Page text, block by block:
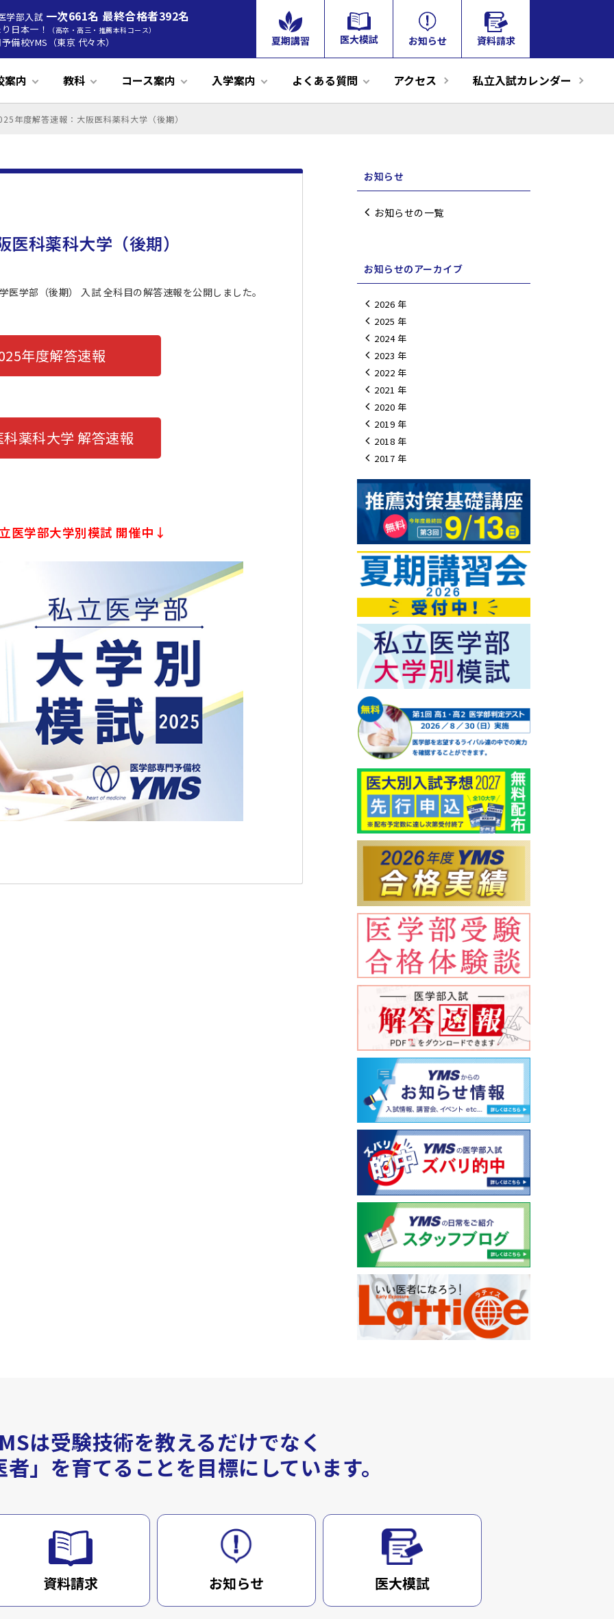
学部入試 一次661名 最終合格者392名
日本一！ （高卒・高三・推薦本科コース）
備校YMS（東京 代々木） 夏期講習 医大模試 お知らせ 資料請求
了) 順天模試 慈恵模試
中25 24年度 ズバリ的中24
度推薦合格実績 2025年度合格実績
案内
教育理念 学習システム
教科
教科：物理 教科：化学
コース案内
立医学部推薦本科コース
入学案内
動画 保護者の方へ 二世代卒業生インタビュー
よくある質問
学費 オンライン授業
アクセス 私立入試カレンダー
年度解答速報：大阪医科薬科大学（後期）
科薬科大学（後期）
学部（後期） 入試 全科目の解答速報を公開しました。
年度解答速報
薬科大学 解答速報
医学部大学別模試 開催中↓
お知らせ
お知らせの一覧
お知らせのアーカイブ
2026
2025
2024
2023
2022
2021
2020
2019
2018
2017
は受験技術を教えるだけでなく
者」を育てることを目標にしています。
資料請求 お知らせ 医大模試